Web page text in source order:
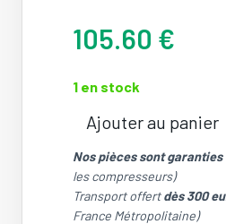
105.60 €
1 en stock
quantité
de
Lot
de
6
Ajouter au panier
Nos pièces sont garanties
les compresseurs)
Transport offertdès 300
France Métropolitaine)